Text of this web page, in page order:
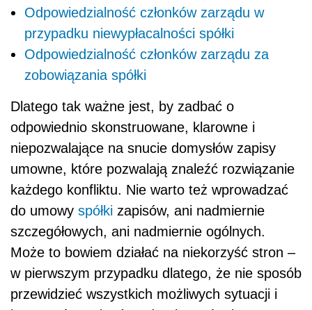
Odpowiedzialność członków zarządu w
przypadku niewypłacalności spółki
Odpowiedzialność członków zarządu za
zobowiązania spółki
Dlatego tak ważne jest, by zadbać o
odpowiednio skonstruowane, klarowne i
niepozwalające na snucie domysłów zapisy
umowne, które pozwalają znaleźć rozwiązanie
każdego konfliktu. Nie warto też wprowadzać
do umowy spółki zapisów, ani nadmiernie
szczegółowych, ani nadmiernie ogólnych.
Może to bowiem działać na niekorzyść stron –
w pierwszym przypadku dlatego, że nie sposób
przewidzieć wszystkich możliwych sytuacji i